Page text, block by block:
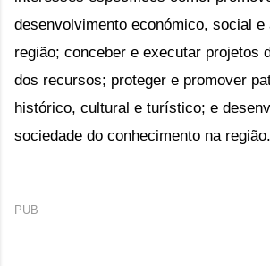
desenvolvimento económico, social e
região; conceber e executar projetos
dos recursos; proteger e promover
histórico, cultural e turístico; e
sociedade do conhecimento na região.
PUB